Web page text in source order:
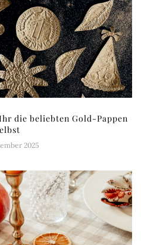
die beliebten Gold-Pappen
2025